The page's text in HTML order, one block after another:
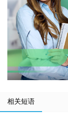
相关短语